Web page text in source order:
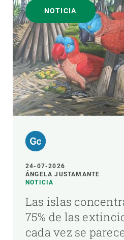
NOTICIA
24-07-2026
ÁNGELA JUSTAMANTE
NOTICIA
Las islas
75% de las
cada vez se